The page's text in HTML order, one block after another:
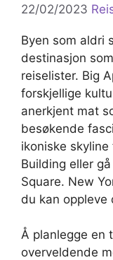
22/02/2023
Byen som aldri
destinasjon
reiselister. Big
forskjellige
anerkjent mat
besøkende
ikoniske
Building eller
Square. New
du kan oppleve
Å planlegge en
overveldende